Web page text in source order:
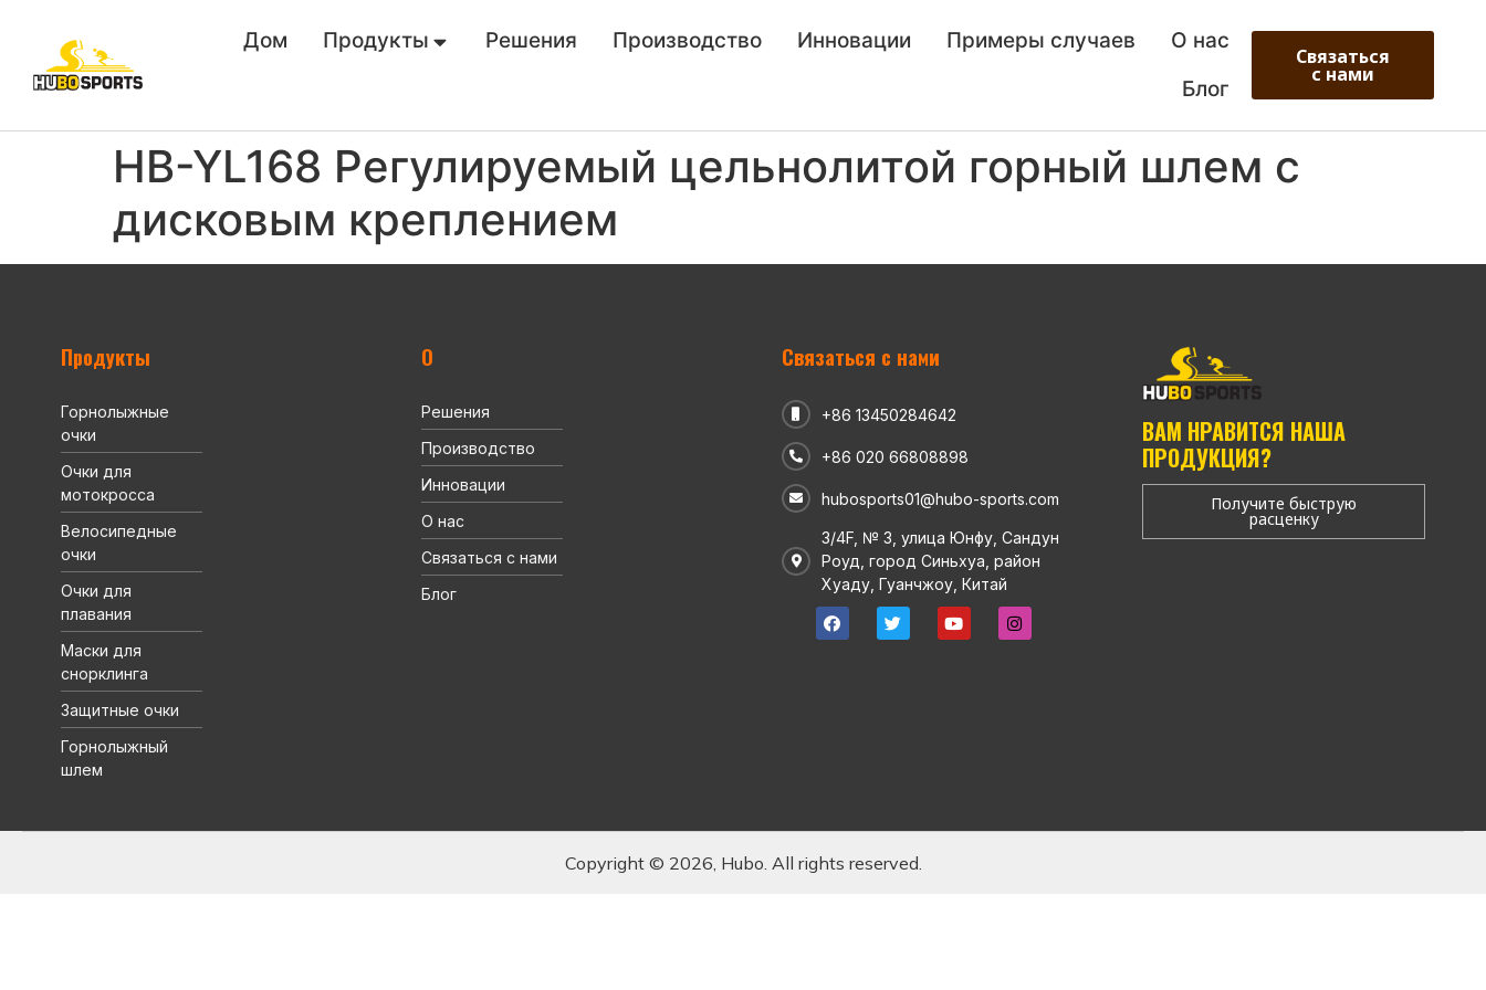
Дом Продукты Решения Производство Инновации Примеры случаев
О нас
Блог
Связаться
с нами
HB-YL168 Регулируемый цельнолитой горный шлем с
дисковым креплением
Продукты
Горнолыжные
очки
Очки для
мотокросса
Велосипедные
очки
Очки для
плавания
Маски для
снорклинга
Защитные очки
Горнолыжный
шлем
О
Решения
Производство
Инновации
О нас
Связаться с нами
Блог
Связаться с нами
+86 13450284642
+86 020 66808898
hubosports01@hubo-sports.com
3/4F, № 3, улица Юнфу, Сандун
Роуд, город Синьхуа, район
Хуаду, Гуанчжоу, Китай
ВАМ НРАВИТСЯ НАША
ПРОДУКЦИЯ?
Получите быструю
расценку
Copyright © 2026, Hubo. All rights reserved.